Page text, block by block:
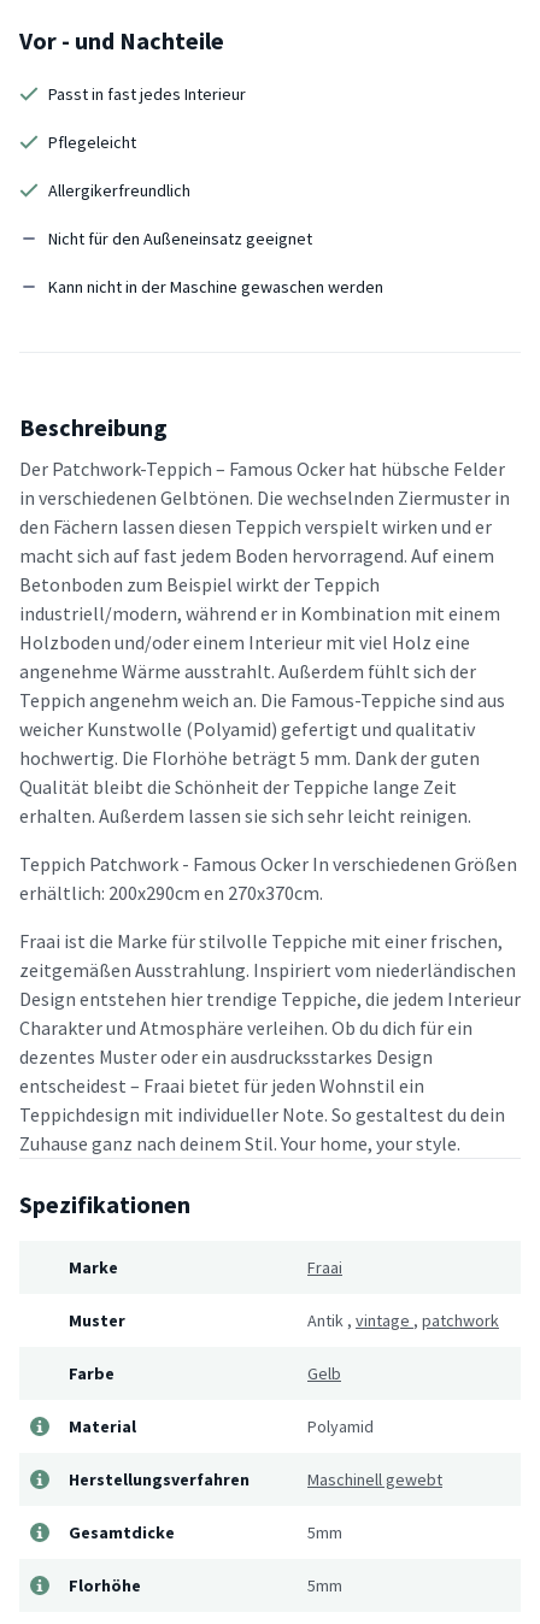
Vor - und Nachteile
Passt in fast jedes Interieur
Pflegeleicht
Allergikerfreundlich
Nicht für den Außeneinsatz geeignet
Kann nicht in der Maschine gewaschen werden
Beschreibung
Der Patchwork-Teppich – Famous Ocker hat hübsche Felder
in verschiedenen Gelbtönen. Die wechselnden Ziermuster in
den Fächern lassen diesen Teppich verspielt wirken und er
macht sich auf fast jedem Boden hervorragend. Auf einem
Betonboden zum Beispiel wirkt der Teppich
industriell/modern, während er in Kombination mit einem
Holzboden und/oder einem Interieur mit viel Holz eine
angenehme Wärme ausstrahlt. Außerdem fühlt sich der
Teppich angenehm weich an. Die Famous-Teppiche sind aus
weicher Kunstwolle (Polyamid) gefertigt und qualitativ
hochwertig. Die Florhöhe beträgt 5 mm. Dank der guten
Qualität bleibt die Schönheit der Teppiche lange Zeit
erhalten. Außerdem lassen sie sich sehr leicht reinigen.
Teppich Patchwork - Famous Ocker In verschiedenen Größen
erhältlich: 200x290cm en 270x370cm.
Fraai ist die Marke für stilvolle Teppiche mit einer frischen,
zeitgemäßen Ausstrahlung. Inspiriert vom niederländischen
Design entstehen hier trendige Teppiche, die jedem Interieur
Charakter und Atmosphäre verleihen. Ob du dich für ein
dezentes Muster oder ein ausdrucksstarkes Design
entscheidest – Fraai bietet für jeden Wohnstil ein
Teppichdesign mit individueller Note. So gestaltest du dein
Zuhause ganz nach deinem Stil. Your home, your style.
Spezifikationen
Marke Fraai
Muster Antik , vintage , patchwork
Farbe Gelb
Material Polyamid
Herstellungsverfahren Maschinell gewebt
Gesamtdicke 5mm
Florhöhe 5mm